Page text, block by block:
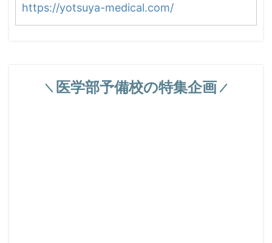
https://yotsuya-medical.com/
医学部予備校の特集企画